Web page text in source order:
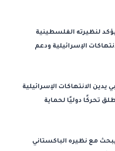
يؤكد لنظيرته الفلسطينية
الإسرائيلية ودعم
يدين الانتهاكات الإسرائيلية
تحركًا دوليًا لحماية
يبحث مع نظيره الباكستاني